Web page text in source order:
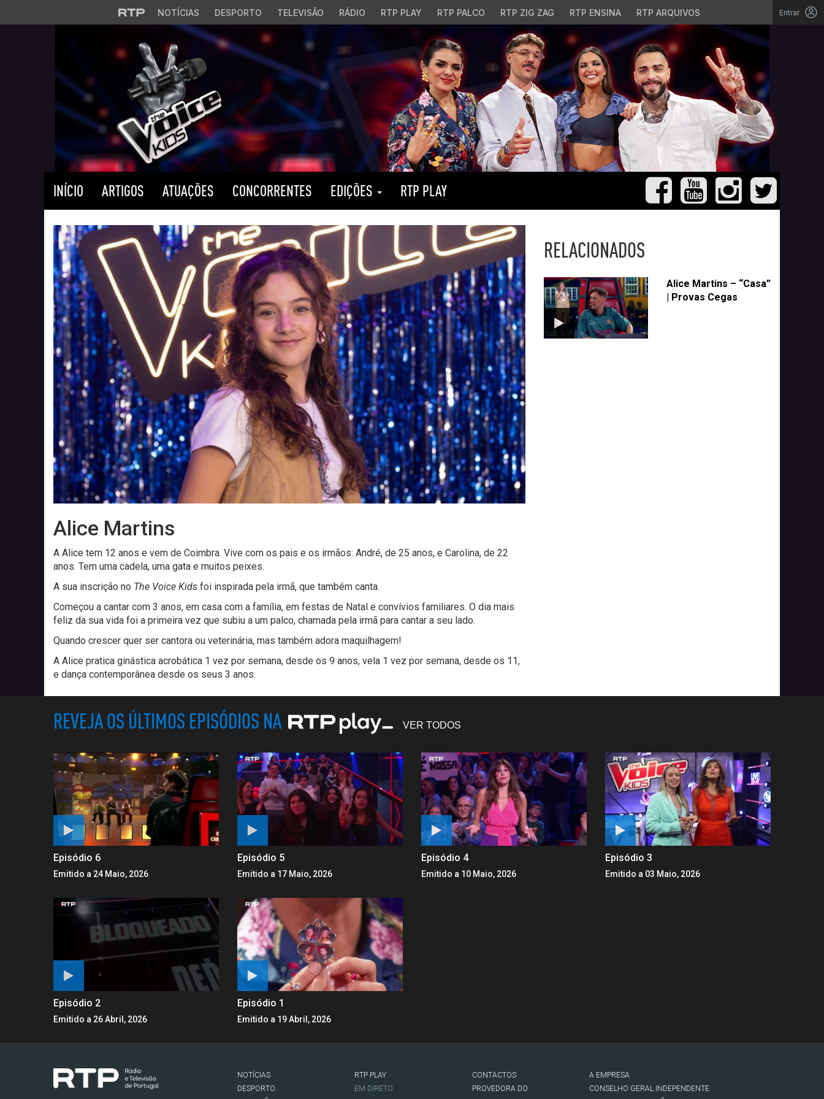
Saltar para o conteúdo principal
NOTÍCIAS DESPORTO TELEVISÃO RÁDIO RTP PLAY RTP PALCO RTP ZIG ZAG RTP ENSINA RTP ARQUIVOS Entrar
INÍCIO ARTIGOS ATUAÇÕES CONCORRENTES EDIÇÕES RTP PLAY
Alice Martins
A Alice tem 12 anos e vem de Coimbra. Vive com os pais e os irmãos: André, de 25 anos, e Carolina, de 22
anos. Tem uma cadela, uma gata e muitos peixes.
A sua inscrição no The Voice Kids foi inspirada pela irmã, que também canta.
Começou a cantar com 3 anos, em casa com a família, em festas de Natal e convívios familiares. O dia mais
feliz da sua vida foi a primeira vez que subiu a um palco, chamada pela irmã para cantar a seu lado.
Quando crescer quer ser cantora ou veterinária, mas também adora maquilhagem!
A Alice pratica ginástica acrobática 1 vez por semana, desde os 9 anos, vela 1 vez por semana, desde os 11,
e dança contemporânea desde os seus 3 anos.
RELACIONADOS
Alice Martins – “Casa”
| Provas Cegas
REVEJA OS ÚLTIMOS EPISÓDIOS NA VER TODOS
Episódio 6
Emitido a 24 Maio, 2026
Episódio 5
Emitido a 17 Maio, 2026
Episódio 4
Emitido a 10 Maio, 2026
Episódio 3
Emitido a 03 Maio, 2026
Episódio 2
Emitido a 26 Abril, 2026
Episódio 1
Emitido a 19 Abril, 2026
NOTÍCIAS
DESPORTO
RTP PLAY
EM DIRETO
CONTACTOS
PROVEDORA DO
A EMPRESA
CONSELHO GERAL INDEPENDENTE